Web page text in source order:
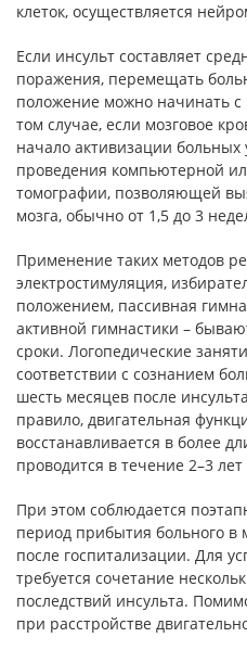
клеток, осуществляется
Если инсульт составляет
поражения, перемещать
положение можно начинать с
том случае, если мозговое
начало активизации больных
проведения компьютерной
томографии, позволяющей
мозга, обычно от 1,5 до 3
Применение таких методов
электростимуляция,
положением, пассивная
активной гимнастики –
сроки. Логопедические
соответствии с сознанием
шесть месяцев после
правило, двигательная
восстанавливается в более
проводится в течение 2–3
При этом соблюдается
период прибытия больного в
после госпитализации. Для
требуется сочетание
последствий инсульта.
при расстройстве